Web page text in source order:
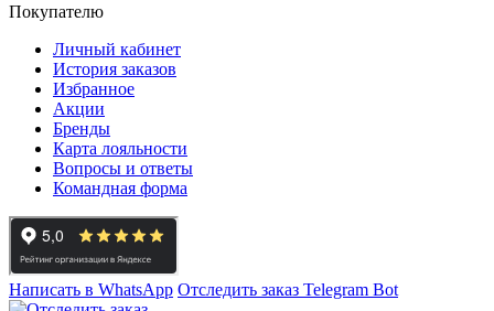
Покупателю
Личный кабинет
История заказов
Избранное
Акции
Бренды
Карта лояльности
Вопросы и ответы
Командная форма
Написать в WhatsApp Отследить заказ Telegram Bot